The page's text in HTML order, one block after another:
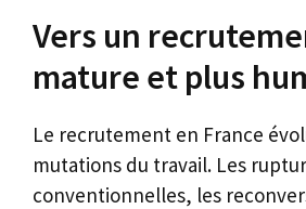
Vers un
mature et plus
Le recrutement en France
mutations du travail. Les
conventionnelles, les